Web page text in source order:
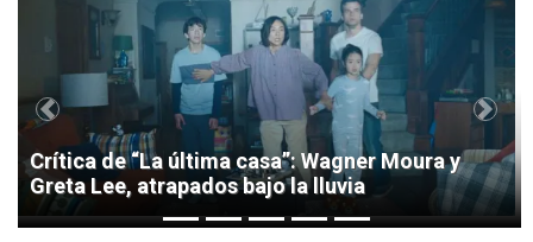
1
Crítica de “La última casa”: Wagner Moura y
Greta Lee, atrapados bajo la lluvia
Previous Next